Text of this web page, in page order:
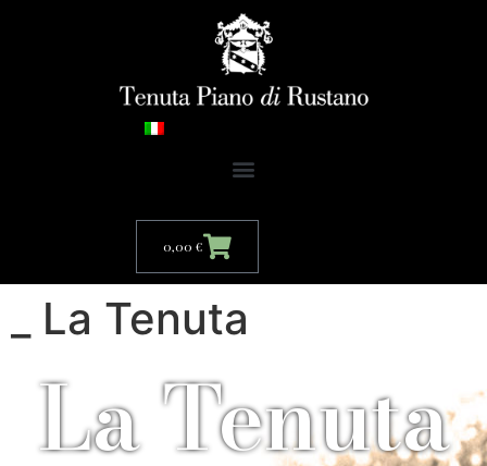
0,00 €
_ La Tenuta
La Tenuta